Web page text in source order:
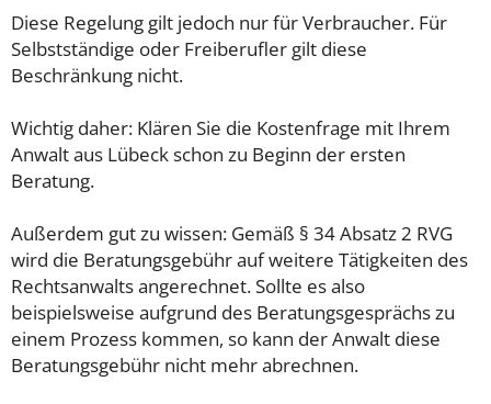
Diese Regelung gilt jedoch nur für Verbraucher. Für
Selbstständige oder Freiberufler gilt diese
Beschränkung nicht.
Wichtig daher: Klären Sie die Kostenfrage mit Ihrem
Anwalt aus Lübeck schon zu Beginn der ersten
Beratung.
Außerdem gut zu wissen: Gemäß § 34 Absatz 2 RVG
wird die Beratungsgebühr auf weitere Tätigkeiten des
Rechtsanwalts angerechnet. Sollte es also
beispielsweise aufgrund des Beratungsgesprächs zu
einem Prozess kommen, so kann der Anwalt diese
Beratungsgebühr nicht mehr abrechnen.